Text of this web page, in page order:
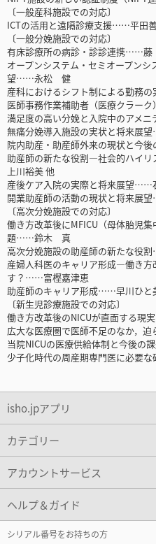
〔一般産科施設での対応〕
ICTの活用と遠隔診療支援……平田
〔一般分娩施設での対応〕
有床診療所の病診・診診連携……
オープンシステム・セミオープン
望……永松 健
産科におけるシフト制による勤務
医師事務作業補助者（医療クラ
満足度の高い分娩と入院中のアメ
無痛分娩導入施設の実状と将来展
院内助産・助産師外来の現状と今
助産師の新たな役割―社会的ハイ
上川裕美 他
産後ケア入院の実際と将来展望……
開業助産師の活動の現状と将来展
〔高次分娩施設での対応〕
働き方改革後にMFICU（母体胎児
題……鈴木 真
高次分娩施設の助産師の新たな役
産婦人科医のキャリア形成―働き方
す？……富樫嘉津恵
助産師のキャリア形成……早川ひと
〔新生児診療施設での対応〕
働き方改革後のNICUが直面する現
広大な医療圏で医師不足のなか
当院NICUの医療供給体制と今後の
少子化時代の周産期専門医に必要
isho.jpアプリ
カテゴリー
アカウントサービス
ヘルプ＆ガイド
シリアル番号をお持ちの方